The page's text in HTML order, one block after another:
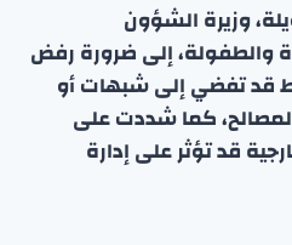
وزيرة الشؤون
والطفولة، إلى ضرورة رفض
قد تفضي إلى شبهات أو
كما شددت على
قد تؤثر على إدارة